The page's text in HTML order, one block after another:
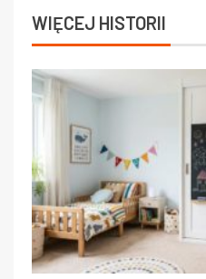
WIĘCEJ HISTORII